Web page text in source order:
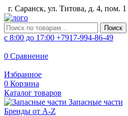
г. Саранск, ул. Титова, д. 4, пом. 1
Искать: Поиск
с 8:00 до 17:00 +7917-994-86-49
0 Сравнение
Избранное
0 Корзина
Каталог товаров
Запасные части
Бренды от A-Z